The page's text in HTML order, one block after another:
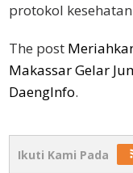
protokol
The post
Makassar Gelar
DaengInfo.
Ikuti Kami Pada